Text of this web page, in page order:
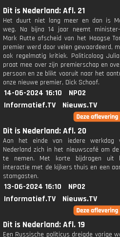
Dit is Nederland: Afl. 21
Het duurt niet lang meer en dan is
weg. Na bijna 14 jaar neemt
Mark Rutte afscheid van het Haagse
premier werd door velen gewaardeerd,
ook regelmatig kritiek. Politicoloog
praat mee over zijn premierschap en
persoon en ze blikt vooruit naar het
onze nieuwe premier, Dick Schoof.
14-06-2024 16:10
NPO2
Informatief.TV
Nieuws.TV
Dit is Nederland: Afl. 20
Aan het einde van iedere werkdag
Nederland zich in het nieuwscafé om
te nemen. Met korte bijdragen uit
interactie met de kijkers thuis en een
stamgasten.
13-06-2024 16:10
NPO2
Informatief.TV
Nieuws.TV
Dit is Nederland: Afl. 19
Een Russische politicus dreigde vorige